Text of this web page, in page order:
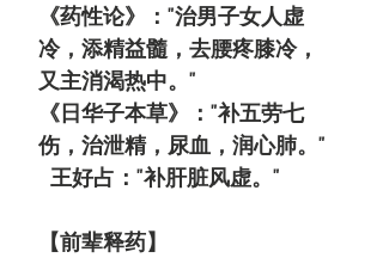
《药性论》："治男子女人虚
冷，添精益髓，去腰疼膝冷，
又主消渴热中。"
《日华子本草》："补五劳七
伤，治泄精，尿血，润心肺。"
王好占："补肝脏风虚。"
【前辈释药】